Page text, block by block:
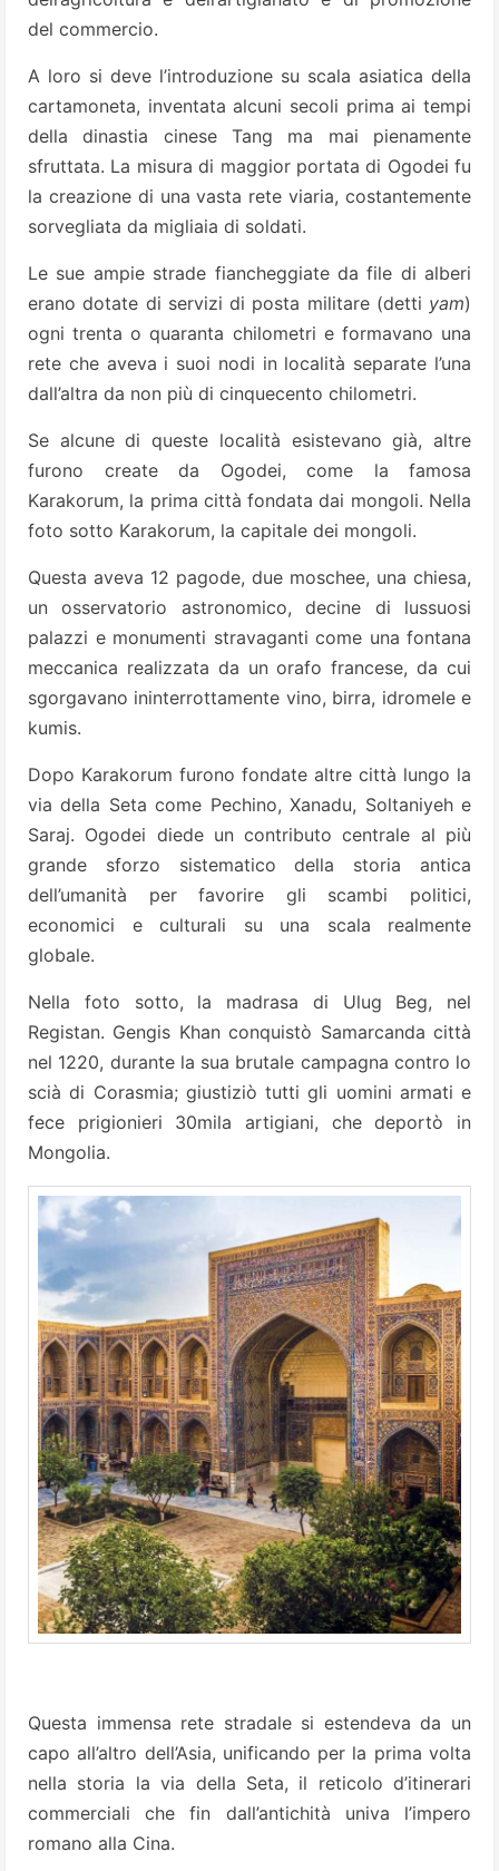
del commercio.
A loro si deve l’introduzione su scala asiatica della
cartamoneta, inventata alcuni secoli prima ai tempi
della dinastia cinese Tang ma mai pienamente
sfruttata. La misura di maggior portata di Ogodei fu
la creazione di una vasta rete viaria, costantemente
sorvegliata da migliaia di soldati.
Le sue ampie strade fiancheggiate da file di alberi
erano dotate di servizi di posta militare (detti yam)
ogni trenta o quaranta chilometri e formavano una
rete che aveva i suoi nodi in località separate l’una
dall’altra da non più di cinquecento chilometri.
Se alcune di queste località esistevano già, altre
furono create da Ogodei, come la famosa
Karakorum, la prima città fondata dai mongoli. Nella
foto sotto Karakorum, la capitale dei mongoli.
Questa aveva 12 pagode, due moschee, una chiesa,
un osservatorio astronomico, decine di lussuosi
palazzi e monumenti stravaganti come una fontana
meccanica realizzata da un orafo francese, da cui
sgorgavano ininterrottamente vino, birra, idromele e
kumis.
Dopo Karakorum furono fondate altre città lungo la
via della Seta come Pechino, Xanadu, Soltaniyeh e
Saraj. Ogodei diede un contributo centrale al più
grande sforzo sistematico della storia antica
dell’umanità per favorire gli scambi politici,
economici e culturali su una scala realmente
globale.
Nella foto sotto, la madrasa di Ulug Beg, nel
Registan. Gengis Khan conquistò Samarcanda città
nel 1220, durante la sua brutale campagna contro lo
scià di Corasmia; giustiziò tutti gli uomini armati e
fece prigionieri 30mila artigiani, che deportò in
Mongolia.
Questa immensa rete stradale si estendeva da un
capo all’altro dell’Asia, unificando per la prima volta
nella storia la via della Seta, il reticolo d’itinerari
commerciali che fin dall’antichità univa l’impero
romano alla Cina.